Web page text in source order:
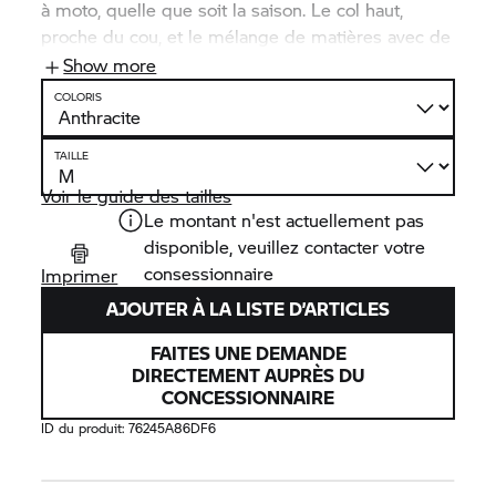
à moto, quelle que soit la saison. Le col haut,
proche du cou, et le mélange de matières avec de
la laine mérinos sont particulièrement
appréciables les jours de grand froid. Les
perforations garantissent un confort climatique
optimal lorsque les températures augmentent.
Show more
COLORIS
TAILLE
Voir le guide des tailles
Imprimer
Le montant n'est actuellement pas
disponible, veuillez contacter votre
consessionnaire
AJOUTER À LA LISTE D’ARTICLES
FAITES UNE DEMANDE
DIRECTEMENT AUPRÈS DU
CONCESSIONNAIRE
ID du produit:76245A86DF6